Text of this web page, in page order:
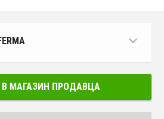
В МАГАЗИН ПРОДАВЦА